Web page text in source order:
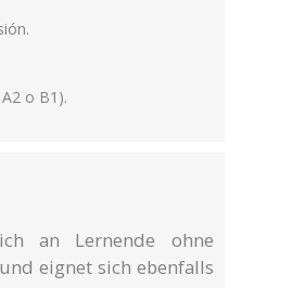
o B1).
an Lernende ohne
eignet sich ebenfalls